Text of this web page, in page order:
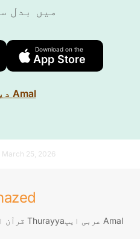
میں بدل
Download on the
App Store
Amal دیکھیں
March 25, 2026
Amal عربی ایپ Thurayya قرآن ایپ